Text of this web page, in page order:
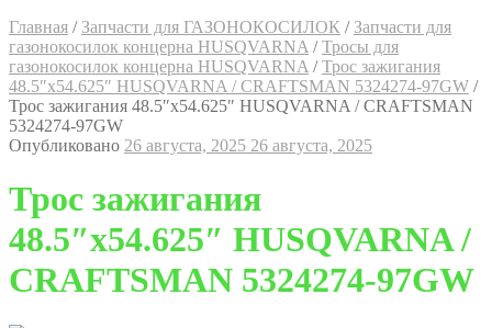
Главная / Запчасти для ГАЗОНОКОСИЛОК / Запчасти для
газонокосилок концерна HUSQVARNA /Тросы для
газонокосилок концерна HUSQVARNA /Трос зажигания
48.5″х54.625″ HUSQVARNA / CRAFTSMAN 5324274-97GW /
Трос зажигания 48.5″х54.625″ HUSQVARNA / CRAFTSMAN
5324274-97GW
Опубликовано 26 августа, 2025 26 августа, 2025
Трос зажигания
48.5″х54.625″ HUSQVARNA /
CRAFTSMAN 5324274-97GW